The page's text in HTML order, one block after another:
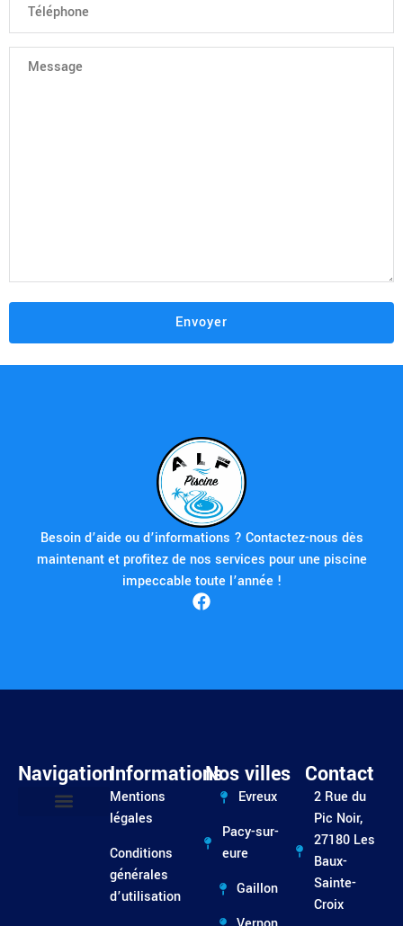
Besoin d’aide ou d’informations ? Contactez-nous dès
maintenant et profitez de nos services pour une piscine
impeccable toute l’année !
NavigationInformations
Mentions
légales
Conditions
générales
d’utilisation
Nos villes
Evreux
Pacy-sur-
eure
Gaillon
Contact
2 Rue du
Pic Noir,
27180 Les
Baux-
Sainte-
Croix